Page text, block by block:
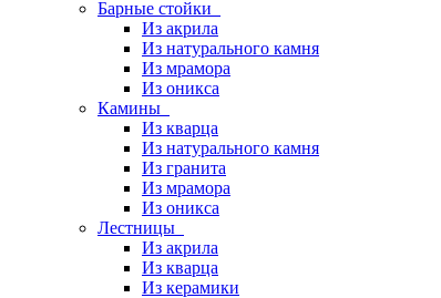
Барные стойки
Из акрила
Из натурального камня
Из мрамора
Из оникса
Камины
Из кварца
Из натурального камня
Из гранита
Из мрамора
Из оникса
Лестницы
Из акрила
Из кварца
Из керамики